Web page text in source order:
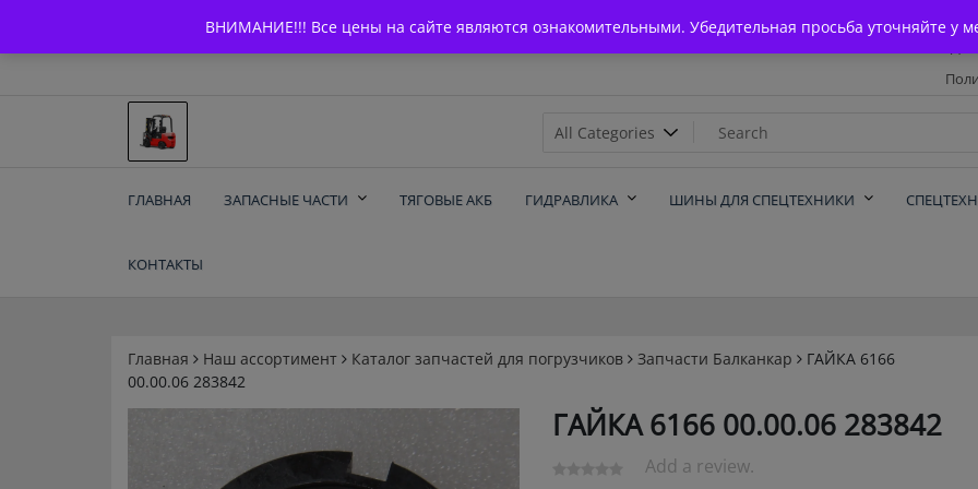
ВНИМАНИЕ!!! Все цены на сайте являются ознакомительными. Убедительная просьба уточняйте у
content
Запчасти для вилочых
ГЛАВНАЯ ЗАПАСНЫЕ ЧАСТИ ТЯГОВЫЕ АКБ ГИДРАВЛИКА ШИНЫ ДЛЯ СПЕЦТЕХНИКИ
КОНТАКТЫ
Главная Наш ассортимент Каталог запчастей для погрузчиков Запчасти Балканкар
ГАЙКА 6166
00.00.06 283842
ГАЙКА 6166 00.00.06 283842
Add a review.